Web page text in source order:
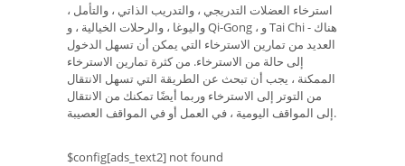
استرخاء العضلات التدريجي ، والتدريب الذاتي ، والتأمل ،
واليوغا ، والرحلات الخيالية ، و Qi-Gong ، و Tai Chi - هناك
العديد من تمارين الاسترخاء التي يمكن أن تسهل الدخول
إلى حالة من الاسترخاء. من كثرة تمارين الاسترخاء
الممكنة ، يجب أن تبحث عن الطريقة التي تسهل الانتقال
من التوتر إلى الاسترخاء وربما أيضًا تمكنك من الانتقال
إلى المواقف اليومية ، في العمل أو في المواقف العصيبة.
$config[ads_text2] not found